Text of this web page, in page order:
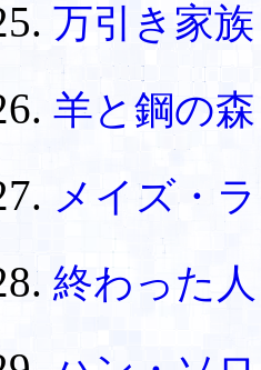
万引き
羊と鋼の森
メイズ・
終わった人